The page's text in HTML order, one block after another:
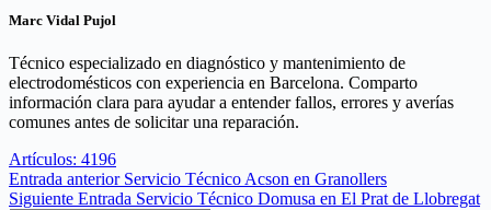
Marc Vidal Pujol
Técnico especializado en diagnóstico y mantenimiento de
electrodomésticos con experiencia en Barcelona. Comparto
información clara para ayudar a entender fallos, errores y averías
comunes antes de solicitar una reparación.
Artículos: 4196
Entrada anterior Servicio Técnico Acson en Granollers
Siguiente Entrada Servicio Técnico Domusa en El Prat de Llobregat